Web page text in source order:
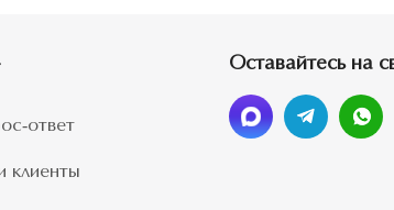
ответ
клиенты
Оставайтесь на